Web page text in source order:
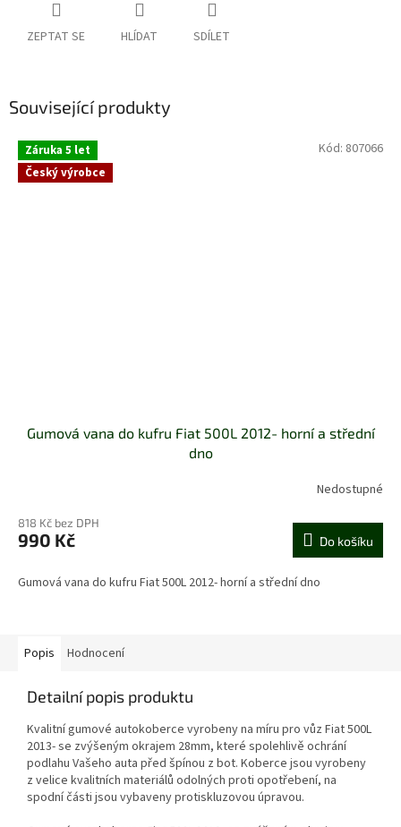
ZEPTAT SE HLÍDAT SDÍLET
Související produkty
Záruka 5 let
Český výrobce
Gumová vana do kufru Fiat 500L 2012- horní a střední
dno
produktu
je
z
Nedostupné
818 Kč bez DPH
990 Kč Do košíku
Gumová vana do kufru Fiat 500L 2012- horní a střední dno
Kód: 807066
Popis Hodnocení
Detailní popis produktu
Kvalitní gumové autokoberce vyrobeny na míru pro vůz Fiat 500L
2013- se zvýšeným okrajem 28mm, které spolehlivě ochrání
podlahu Vašeho auta před špínou z bot. Koberce jsou vyrobeny
z velice kvalitních materiálů odolných proti opotřebení, na
spodní části jsou vybaveny protiskluzovou úpravou.